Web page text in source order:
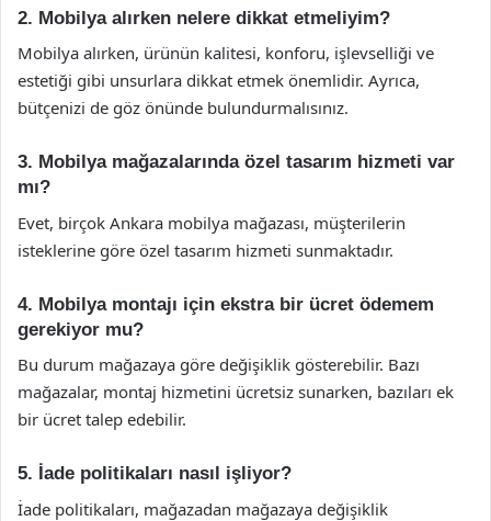
2. Mobilya alırken nelere dikkat etmeliyim?
Mobilya alırken, ürünün kalitesi, konforu, işlevselliği ve
estetiği gibi unsurlara dikkat etmek önemlidir. Ayrıca,
bütçenizi de göz önünde bulundurmalısınız.
3. Mobilya mağazalarında özel tasarım hizmeti var
mı?
Evet, birçok Ankara mobilya mağazası, müşterilerin
isteklerine göre özel tasarım hizmeti sunmaktadır.
4. Mobilya montajı için ekstra bir ücret ödemem
gerekiyor mu?
Bu durum mağazaya göre değişiklik gösterebilir. Bazı
mağazalar, montaj hizmetini ücretsiz sunarken, bazıları ek
bir ücret talep edebilir.
5. İade politikaları nasıl işliyor?
İade politikaları, mağazadan mağazaya değişiklik